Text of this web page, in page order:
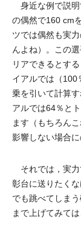
身近な例で説明
の偶然で160 cm
ツでは偶然も実
んよね）。この
リアできるとす
イアルでは（100
乗を引いて計算
アルでは64％と
ます（もちろん
影響しない場合に
それでは，実力
彰台に送りたく
でも跳べてしま
まで上げてみて